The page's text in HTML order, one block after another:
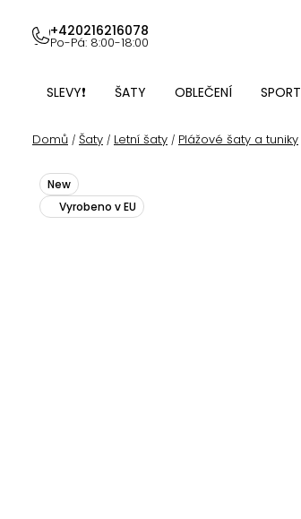
obsah
+420216216078
Po-Pá: 8:00-18:00
SLEVY❗ ŠATY OBLEČENÍ SPORT
Domů / Šaty / Letní šaty / Plážové šaty a tuniky
New
Vyrobeno v EU